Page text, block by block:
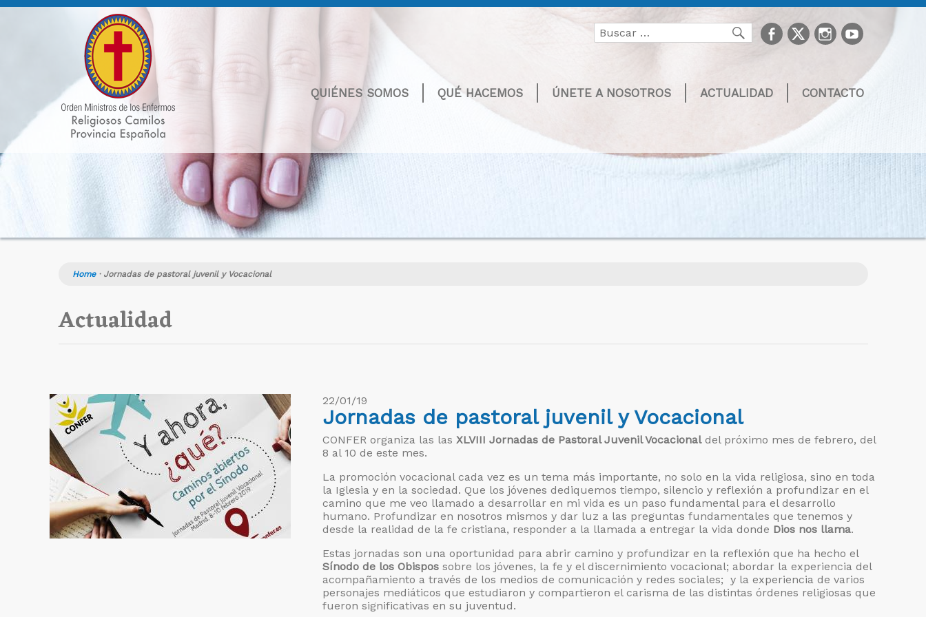
Buscar
por:
Buscarfacebook
TwitterInstagram
youtube
QUIÉNES SOMOS QUÉ HACEMOS ÚNETE A NOSOTROS ACTUALIDAD CONTACTO
Home· Jornadas de pastoral juvenil y Vocacional
Actualidad
22/01/19
Jornadas de pastoral juvenil y Vocacional
CONFER organiza las las XLVIII Jornadas de Pastoral Juvenil Vocacionaldel próximo mes de febrero, del
8 al 10 de este mes.
La promoción vocacional cada vez es un tema más importante, no solo en la vida religiosa, sino en toda
la Iglesia y en la sociedad. Que los jóvenes dediquemos tiempo, silencio y reflexión a profundizar en el
camino que me veo llamado a desarrollar en mi vida es un paso fundamental para el desarrollo
humano. Profundizar en nosotros mismos y dar luz a las preguntas fundamentales que tenemos y
desde la realidad de la fe cristiana, responder a la llamada a entregar la vida donde Dios nos llama.
Estas jornadas son una oportunidad para abrir camino y profundizar en la reflexión que ha hecho el
Sínodo de los Obispos sobre los jóvenes, la fe y el discernimiento vocacional; abordar la experiencia del
acompañamiento a través de los medios de comunicación y redes sociales; y la experiencia de varios
personajes mediáticos que estudiaron y compartieron el carisma de las distintas órdenes religiosas que
fueron significativas en su juventud.